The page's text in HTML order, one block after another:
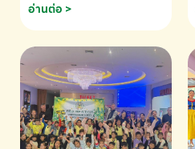
ข้อมูลเพิ่มเติม โทร. 075-691910
อ่านต่อ >